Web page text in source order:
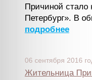
Причиной стало
Петербург». В
подробнее
06 сентября 2016
Жительница